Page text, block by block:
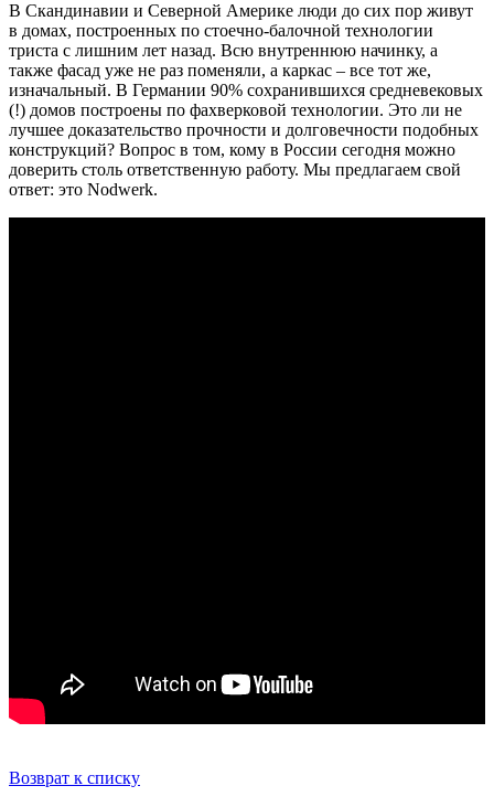
В Скандинавии и Северной Америке люди до сих пор живут
в домах, построенных по стоечно-балочной технологии
триста с лишним лет назад. Всю внутреннюю начинку, а
также фасад уже не раз поменяли, а каркас – все тот же,
изначальный. В Германии 90% сохранившихся средневековых
(!) домов построены по фахверковой технологии. Это ли не
лучшее доказательство прочности и долговечности подобных
конструкций? Вопрос в том, кому в России сегодня можно
доверить столь ответственную работу. Мы предлагаем свой
ответ: это Nodwerk.
Возврат к списку